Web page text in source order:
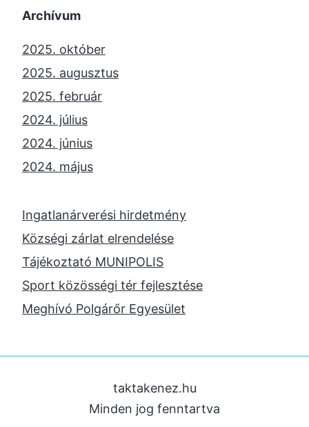
Archívum
2025. október
2025. augusztus
2025. február
2024. július
2024. június
2024. május
2023. november
2023. október
2023. szeptember
2023. június
2023. február
2022. november
2022. május
Ingatlanárverési hirdetmény
Községi zárlat elrendelése
Tájékoztató MUNIPOLIS
Sport közösségi tér fejlesztése
Meghívó Polgárőr Egyesület
taktakenez.hu
Minden jog fenntartva